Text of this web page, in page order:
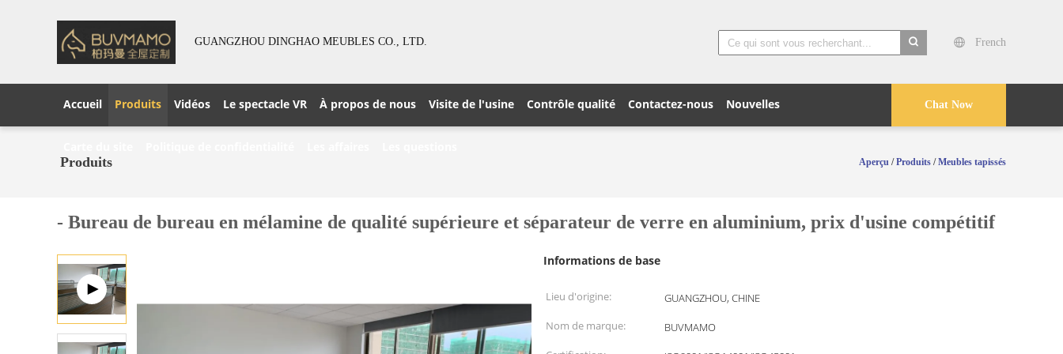
GUANGZHOU DINGHAO MEUBLES CO., LTD.
French
Chat Now
Accueil Produits Vidéos Le spectacle VR À propos de nous Visite de l'usine Contrôle qualité Contactez-nous Nouvelles
Produits Aperçu /Produits /Meubles tapissés
- Bureau de bureau en mélamine de qualité supérieure et séparateur de verre en aluminium, prix d'usine compétitif
Informations de base
Lieu d'origine:
GUANGZHOU, CHINE
Nom de marque:
BUVMAMO